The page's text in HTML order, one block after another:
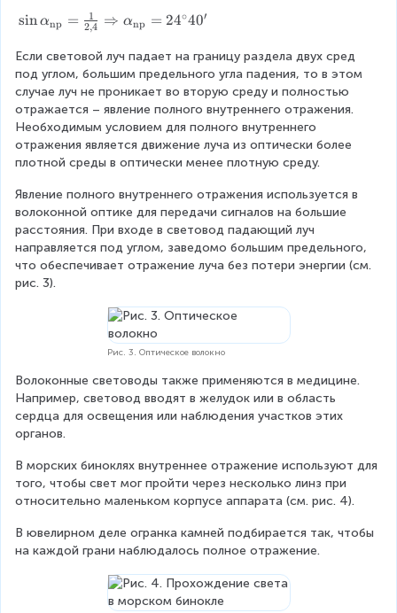
}
\
df
r
a
c
{
1
{
n
}
{
р
}
}
=
\
fr
a
{
1
}
{
n
}
g
e
d
}
\
si
n
\
l
p
h
a
_
{
t
{
п
р
}
&
=
fr
a
a
p
h
a
_
{
\
t
x
t
{
n
p
}
a
c
{
1
{
1
,
}
\
\
n
\
a
l
p
h
a
{
\
t
e
x
t
}
=
\
fr
a
c
{
1
{
2
sinαnp = 2,4
1 ⇒ αnp = 24∘40′
Если световой луч падает на границу раздела двух сред
под углом, большим предельного угла падения, то в этом
случае луч не проникает во вторую среду и полностью
отражается – явление полного внутреннего отражения.
Необходимым условием для полного внутреннего
отражения является движение луча из оптически более
плотной среды в оптически менее плотную среду.
Явление полного внутреннего отражения используется в
волоконной оптике для передачи сигналов на большие
расстояния. При входе в световод падающий луч
направляется под углом, заведомо большим предельного,
что обеспечивает отражение луча без потери энергии (см.
рис. 3).
Рис. 3. Оптическое волокно
Волоконные световоды также применяются в медицине.
Например, световод вводят в желудок или в область
сердца для освещения или наблюдения участков этих
органов.
В морских биноклях внутреннее отражение используют для
того, чтобы свет мог пройти через несколько линз при
относительно маленьком корпусе аппарата (см. рис. 4).
В ювелирном деле огранка камней подбирается так, чтобы
на каждой грани наблюдалось полное отражение.